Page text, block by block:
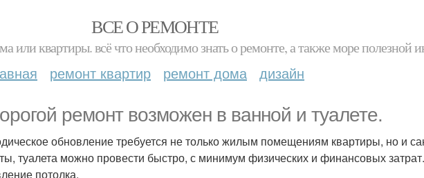
ВСЕ О РЕМОНТЕ
или квартиры. всё что необходимо знать о ремонте, а также море полезной
ремонт квартир ремонт дома дизайн
ремонт возможен в ванной и туалете.
обновление требуется не только жилым помещениям квартиры, но и
туалета можно провести быстро, с минимум физических и финансовых затрат.
потолка.